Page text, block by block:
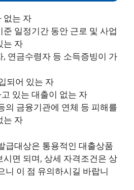
없는 자
일정기간 동안 근로 및 사업
는 자
, 연금수령자 등 소득증빙이 가
되어 있는 자
있는 대출이 없는 자
의 금융기관에 연체 등 피해를
는 자
급대상은 통용적인 대출상품
면 되며, 상세 자격조건은 상
니 이 점 유의하시길 바랍니